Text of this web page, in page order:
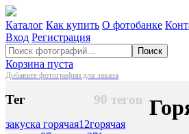
Каталог Как купить О фотобанке
Вход Регистрация
Поиск
Корзина пуста
Добавьте фотографии для заказа
90 тегов
Тег
закуска горячая12горячая